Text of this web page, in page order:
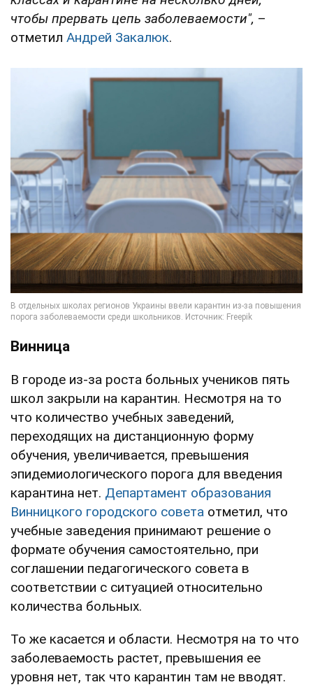
чтобы прервать цепь заболеваемости", –
отметил Андрей Закалюк.
Винница
В городе из-за роста больных учеников пять
школ закрыли на карантин. Несмотря на то
что количество учебных заведений,
переходящих на дистанционную форму
обучения, увеличивается, превышения
эпидемиологического порога для введения
карантина нет. Департамент образования
Винницкого городского совета отметил, что
учебные заведения принимают решение о
формате обучения самостоятельно, при
соглашении педагогического совета в
соответствии с ситуацией относительно
количества больных.
То же касается и области. Несмотря на то что
заболеваемость растет, превышения ее
уровня нет, так что карантин там не вводят.